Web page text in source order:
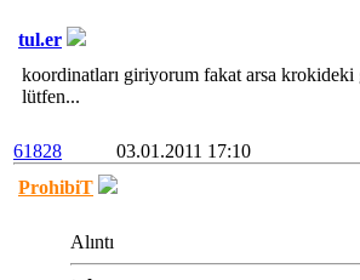
tul.er
koordinatları giriyorum fakat arsa krokideki
lütfen...
61828
03.01.2011 17:10
ProhibiT
Alıntı